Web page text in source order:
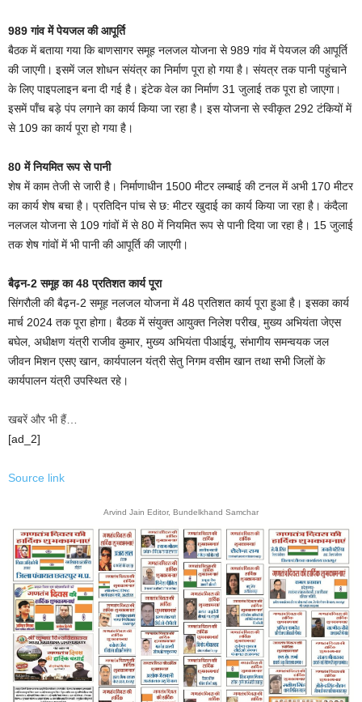
989 गांव में पेयजल की आपूर्ति
बैठक में बताया गया कि बाणसागर समूह नलजल योजना से 989 गांव में पेयजल की आपूर्ति
की जाएगी। इसमें जल शोधन संयंत्र का निर्माण पूरा हो गया है। संयत्र तक पानी पहुंचाने
के लिए पाइपलाइन बना दी गई है। इंटेक वेल का निर्माण 31 जुलाई तक पूरा हो जाएगा।
इसमें पाँच बड़े पंप लगाने का कार्य किया जा रहा है। इस योजना से स्वीकृत 292 टंकियों में
से 109 का कार्य पूरा हो गया है।
80 में नियमित रूप से पानी
शेष में काम तेजी से जारी है। निर्माणाधीन 1500 मीटर लम्बाई की टनल में अभी 170 मीटर
का कार्य शेष बचा है। प्रतिदिन पांच से छ: मीटर खुदाई का कार्य किया जा रहा है। कंदैला
नलजल योजना से 109 गांवों में से 80 में नियमित रूप से पानी दिया जा रहा है। 15 जुलाई
तक शेष गांवों में भी पानी की आपूर्ति की जाएगी।
बैढ़न-2 समूह का 48 प्रतिशत कार्य पूरा
सिंगरौली की बैढ़न-2 समूह नलजल योजना में 48 प्रतिशत कार्य पूरा हुआ है। इसका कार्य
मार्च 2024 तक पूरा होगा। बैठक में संयुक्त आयुक्त निलेश परीख, मुख्य अभियंता जेएस
बघेल, अधीक्षण यंत्री राजीव कुमार, मुख्य अभियंता पीआईयू, संभागीय समन्वयक जल
जीवन मिशन एसए खान, कार्यपालन यंत्री सेतु निगम वसीम खान तथा सभी जिलों के
कार्यपालन यंत्री उपस्थित रहे।
खबरें और भी हैं…
[ad_2]
Source link
Arvind Jain Editor, Bundelkhand Samchar